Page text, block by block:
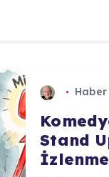
Haber
Stand